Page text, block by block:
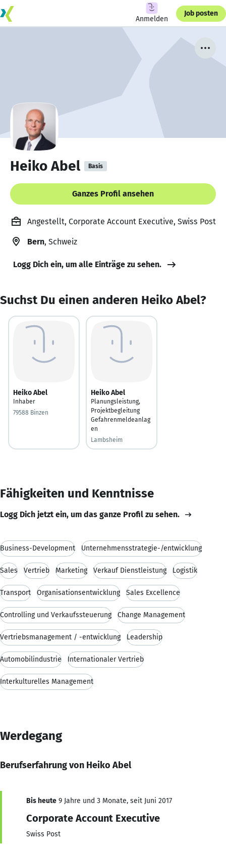
Anmelden
Job posten
Heiko Abel Basis
Ganzes Profil ansehen
Angestellt, Corporate Account Executive, Swiss Post
Bern, Schweiz
Logg Dich ein, um alle Einträge zu sehen.
Suchst Du einen anderen Heiko Abel?
Heiko Abel
Inhaber
79588 Binzen
Heiko Abel
Planungsleistung,
Projektbegleitung
Gefahrenmeldeanlag
en
Lambsheim
Fähigkeiten und Kenntnisse
Logg Dich jetzt ein, um das ganze Profil zu sehen.
Business-Development Unternehmensstrategie-/entwicklung
Sales Vertrieb Marketing Verkauf Dienstleistung Logistik
Transport Organisationsentwicklung Sales Excellence
Controlling und Verkaufssteuerung Change Management
Vertriebsmanagement / -entwicklung Leadership
Automobilindustrie Internationaler Vertrieb
Interkulturelles Management
Werdegang
Berufserfahrung von Heiko Abel
Bis heute 9 Jahre und 3 Monate, seit Juni 2017
Corporate Account Executive
Swiss Post